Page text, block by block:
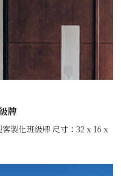
牌
製化班級牌 尺寸：32 x 16 x